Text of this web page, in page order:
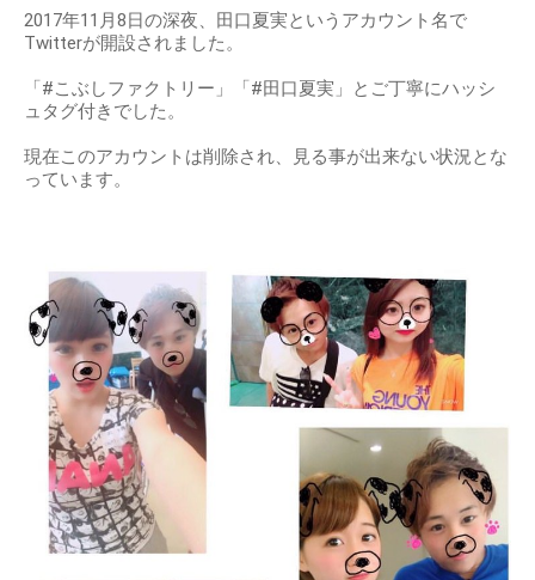
2017年11月8日の深夜、田口夏実というアカウント名で
Twitterが開設されました。
「#こぶしファクトリー」「#田口夏実」とご丁寧にハッシ
ュタグ付きでした。
現在このアカウントは削除され、見る事が出来ない状況とな
っています。